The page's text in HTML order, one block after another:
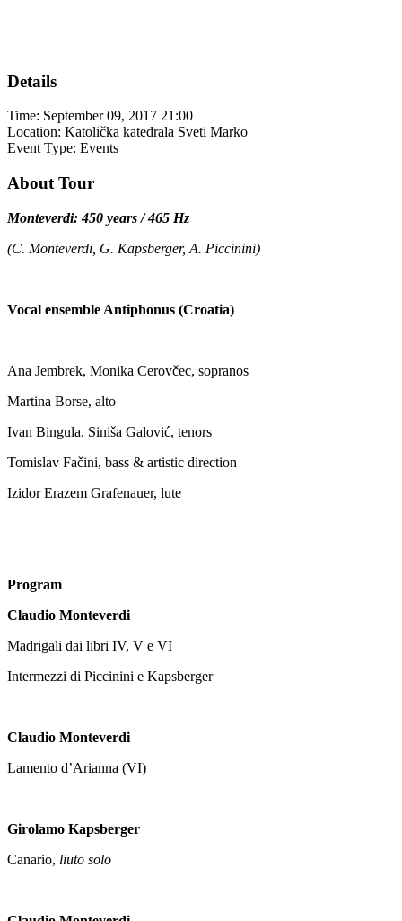
Details
Time: September 09, 2017 21:00
Location: Katolička katedrala Sveti Marko
Event Type: Events
About Tour
Monteverdi: 450 years / 465 Hz
(C. Monteverdi, G. Kapsberger, A. Piccinini)
Vocal ensemble Antiphonus (Croatia)
Ana Jembrek, Monika Cerovčec, sopranos
Martina Borse, alto
Ivan Bingula, Siniša Galović, tenors
Tomislav Fačini, bass & artistic direction
Izidor Erazem Grafenauer, lute
Program
Claudio Monteverdi
Madrigali dai libri IV, V e VI
Intermezzi di Piccinini e Kapsberger
Claudio Monteverdi
Lamento d’Arianna (VI)
Girolamo Kapsberger
Canario, liuto solo